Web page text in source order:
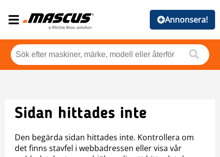
Annonsera!
Sidan hittades inte
Den begärda sidan hittades inte. Kontrollera om
det finns stavfel i webbadressen eller visa vår